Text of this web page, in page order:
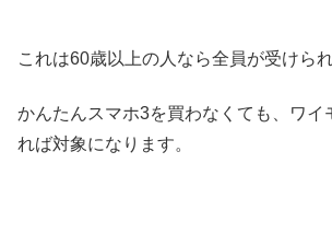
これは60歳以上の人なら全員が受けら
かんたんスマホ3を買わなくても、ワイ
れば対象になります。